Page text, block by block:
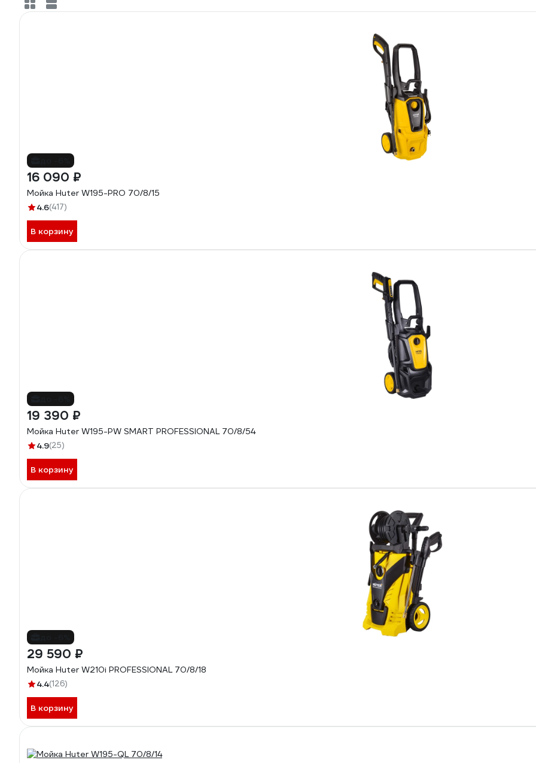
16 090 ₽
Мойка Huter W195-PRO 70/8/15
4.6(417)
В корзину
19 390 ₽
Мойка Huter W195-PW SMART PROFESSIONAL 70/8/54
4.9(25)
В корзину
29 590 ₽
Мойка Huter W210i PROFESSIONAL 70/8/18
4.4(126)
В корзину